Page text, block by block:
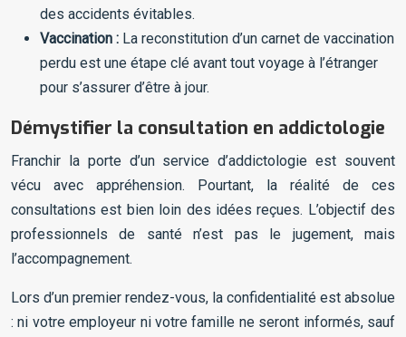
des accidents évitables.
Vaccination : La reconstitution d’un carnet de vaccination
perdu est une étape clé avant tout voyage à l’étranger
pour s’assurer d’être à jour.
Démystifier la consultation en addictologie
Franchir la porte d’un service d’addictologie est souvent
vécu avec appréhension. Pourtant, la réalité de ces
consultations est bien loin des idées reçues. L’objectif des
professionnels de santé n’est pas le jugement, mais
l’accompagnement.
Lors d’un premier rendez-vous, la confidentialité est absolue
: ni votre employeur ni votre famille ne seront informés, sauf